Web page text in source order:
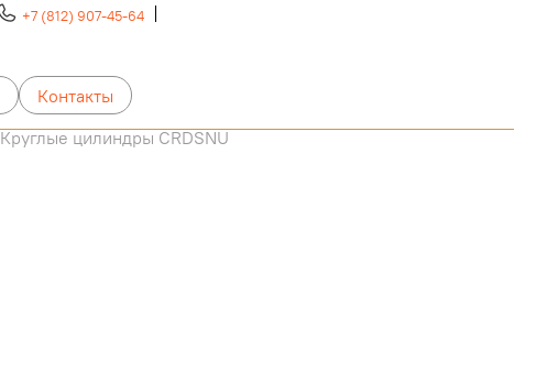
+7 (812) 907-45-64
Контакты
Круглые цилиндры CRDSNU